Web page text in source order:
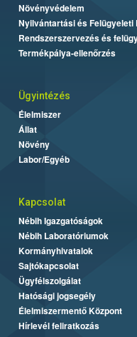
Növényvédelem
Nyilvántartási és Felügyeleti
Rendszerszervezés és
Termékpálya-ellenőrzés
Ügyintézés
Élelmiszer
Állat
Növény
Labor/Egyéb
Kapcsolat
Nébih Igazgatóságok
Nébih Laboratóriumok
Kormányhivatalok
Sajtókapcsolat
Ügyfélszolgálat
Hatósági jogsegély
Élelmiszermentő Központ
Hírlevél feliratkozás